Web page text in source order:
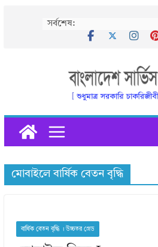
সর্বশেষ:
মোবাইলে বার্ষিক বেতন বৃদ্ধি
বার্ষিক বেতন বৃদ্ধি । উচ্চতর গ্রেড